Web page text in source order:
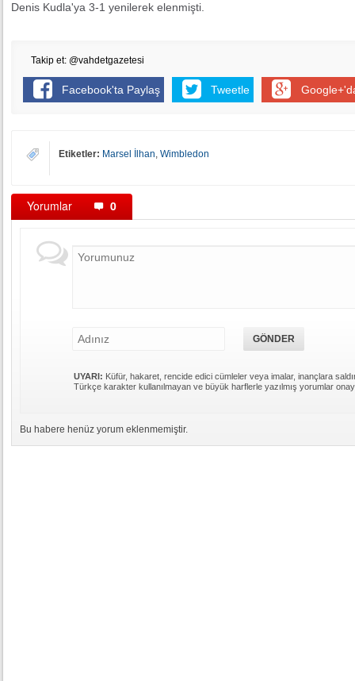
Denis Kudla'ya 3-1 yenilerek elenmişti.
Takip et: @vahdetgazetesi
Facebook'ta Paylaş Tweetle
Etiketler: Marsel İlhan, Wimbledon
Yorumlar 0
UYARI: Küfür, hakaret, rencide edici cümleler veya imalar, inançlara
Türkçe karakter kullanılmayan ve büyük harflerle yazılmış yorumlar
Bu habere henüz yorum eklenmemiştir.